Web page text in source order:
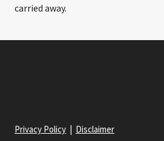
carried away.
Privacy Policy Disclaimer